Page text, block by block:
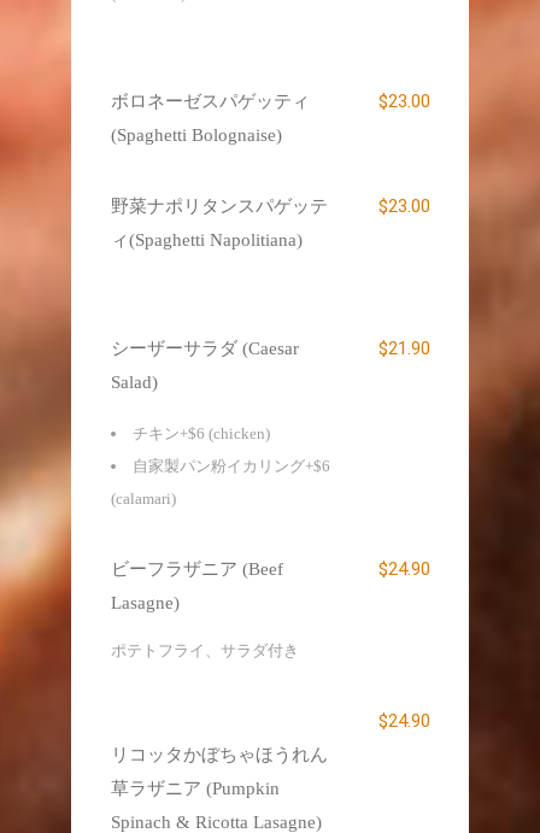
ボロネーゼスパゲッティ
(Spaghetti Bolognaise)
$23.00
野菜ナポリタンスパゲッテ
ィ(Spaghetti Napolitiana)
$23.00
シーザーサラダ (Caesar
Salad)
チキン+$6 (chicken)
自家製パン粉イカリング+$6
(calamari)
$21.90
ビーフラザニア (Beef
Lasagne)
ポテトフライ、サラダ付き
$24.90
リコッタかぼちゃほうれん
草ラザニア (Pumpkin
Spinach & Ricotta Lasagne)
$24.90